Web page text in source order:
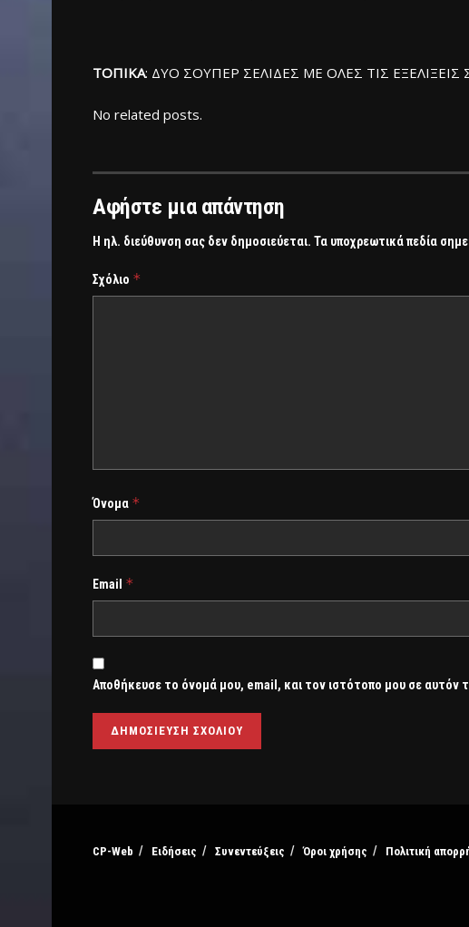
ΤΟΠΙΚΑ: ΔΥΟ ΣΟΥΠΕΡ ΣΕΛΙΔΕΣ ΜΕ ΟΛΕΣ ΤΙΣ
No related posts.
Αφήστε μια απάντηση
Η ηλ. διεύθυνση σας δεν δημοσιεύεται. Τα υποχρεωτικά πεδία
Σχόλιο *
Όνομα *
Email *
Αποθήκευσε το όνομά μου, email, και τον ιστότοπο μου σε αυτόν
CP-Web Ειδήσεις Συνεντεύξεις Όροι χρήσης Πολιτική